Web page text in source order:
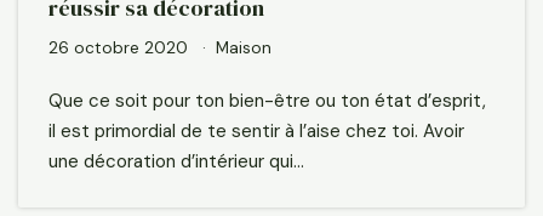
réussir sa décoration
26 octobre 2020 Maison
Que ce soit pour ton bien-être ou ton état d’esprit,
il est primordial de te sentir à l’aise chez toi. Avoir
une décoration d’intérieur qui…